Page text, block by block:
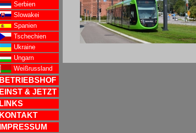
Serbien
Slowakei
Spanien
Tschechien
Ukraine
Ungarn
Weißrussland
BETRIEBSHOF
EINST & JETZT
LINKS
KONTAKT
IMPRESSUM